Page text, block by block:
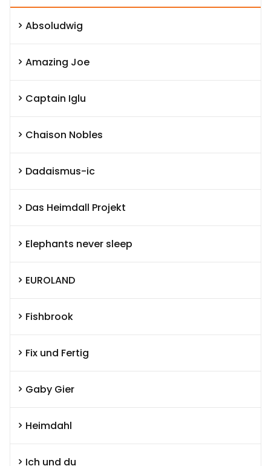
Absoludwig
Amazing Joe
Captain Iglu
Chaison Nobles
Dadaismus-ic
Das Heimdall Projekt
Elephants never sleep
EUROLAND
Fishbrook
Fix und Fertig
Gaby Gier
Heimdahl
Ich und du